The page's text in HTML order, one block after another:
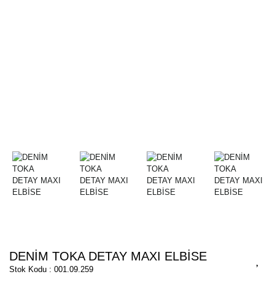
DENİM TOKA DETAY MAXI ELBİSE
Stok Kodu : 001.09.259